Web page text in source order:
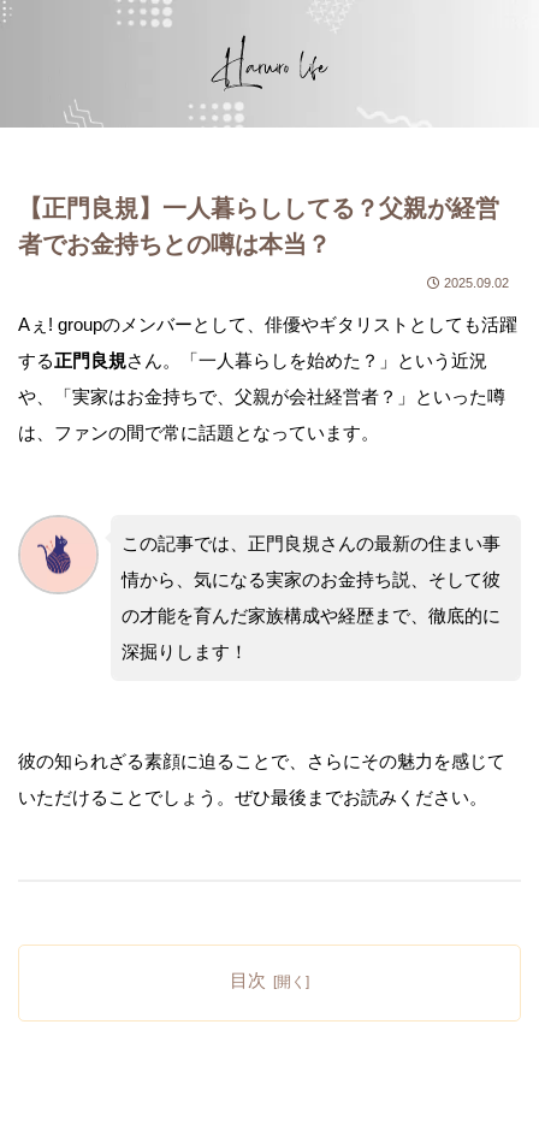
【正門良規】一人暮らししてる？父親が経営
者でお金持ちとの噂は本当？
2025.09.02
Aぇ! groupのメンバーとして、俳優やギタリストとしても活躍
する正門良規さん。「一人暮らしを始めた？」という近況
や、「実家はお金持ちで、父親が会社経営者？」といった噂
は、ファンの間で常に話題となっています。
この記事では、正門良規さんの最新の住まい事
情から、気になる実家のお金持ち説、そして彼
の才能を育んだ家族構成や経歴まで、徹底的に
深掘りします！
彼の知られざる素顔に迫ることで、さらにその魅力を感じて
いただけることでしょう。ぜひ最後までお読みください。
目次